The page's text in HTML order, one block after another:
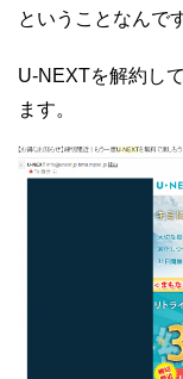
ということなんで
U-NEXTを解約し
ます。